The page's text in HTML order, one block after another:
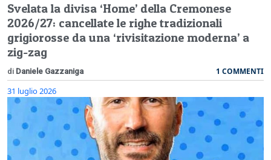
Svelata la divisa ‘Home’ della Cremonese
2026/27: cancellate le righe tradizionali
grigiorosse da una ‘rivisitazione moderna’ a
zig-zag
di Daniele Gazzaniga 1 COMMENTI
31 luglio 2026